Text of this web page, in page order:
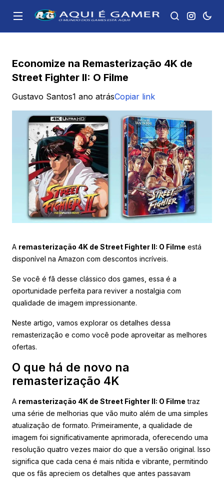
Economize na Remasterização 4K de
Street Fighter II: O Filme
Gustavo Santos1 ano atrásCopiar link
A remasterização 4K de Street Fighter II: O Filme está
disponível na Amazon com descontos incríveis.
Se você é fã desse clássico dos games, essa é a
oportunidade perfeita para reviver a nostalgia com
qualidade de imagem impressionante.
Neste artigo, vamos explorar os detalhes dessa
remasterização e como você pode aproveitar as melhores
ofertas.
O que há de novo na
remasterização 4K
A remasterização 4K de Street Fighter II: O Filme traz
uma série de melhorias que vão muito além de uma simples
atualização de formato. Primeiramente, a qualidade de
imagem foi significativamente aprimorada, oferecendo uma
resolução quatro vezes maior do que a versão original. Isso
significa que cada cena é mais nítida e vibrante, permitindo
que os fãs apreciem os detalhes que antes passavam